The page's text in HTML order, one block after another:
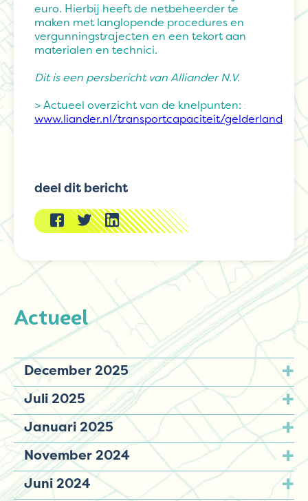
Actueel
December 2025
Juli 2025
Januari 2025
November 2024
Juni 2024
euro. Hierbij heeft de netbeheerder te
maken met langlopende procedures en
vergunningstrajecten en een tekort aan
materialen en technici.
Dit is een persbericht van Alliander N.V.
> Actueel overzicht van de knelpunten: :
www.liander.nl/transportcapaciteit/gelderland
deel dit bericht